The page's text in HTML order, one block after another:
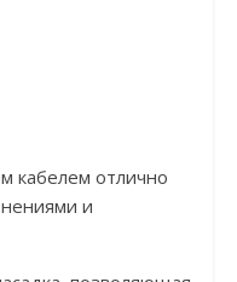
кабелем отлично
и